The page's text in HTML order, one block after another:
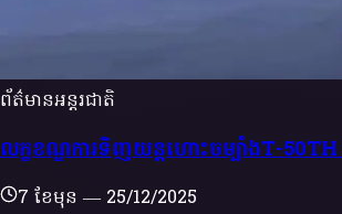
ព័ត៌មានអន្តរជាតិ
លក្ខខណ្ឌការទិញយន្តហោះចម្បាំងT-50TH
7 ខែមុន — 25/12/2025